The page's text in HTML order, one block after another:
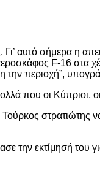
Γι’ αυτό σήμερα η
F-16 στα
την περιοχή”,
που οι Κύπριοι,
Τούρκος στρατιώτης
την εκτίμησή του